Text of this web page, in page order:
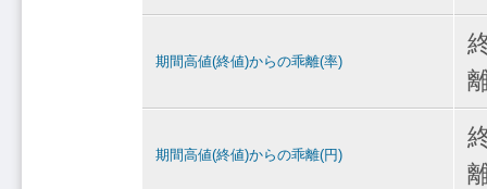
期間高値(終値)からの乖離(率)
期間高値(終値)からの乖離(円)